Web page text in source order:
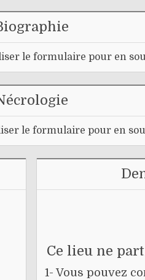
le formulaire pour en
le formulaire pour en
Ce lieu ne
1- Vous pouvez